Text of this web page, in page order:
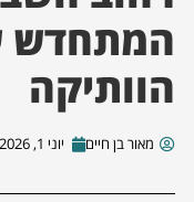
מסע מלחמה
השבוע
המתחדש
הוותיקה
מאור בן חיים יוני 1, 2026